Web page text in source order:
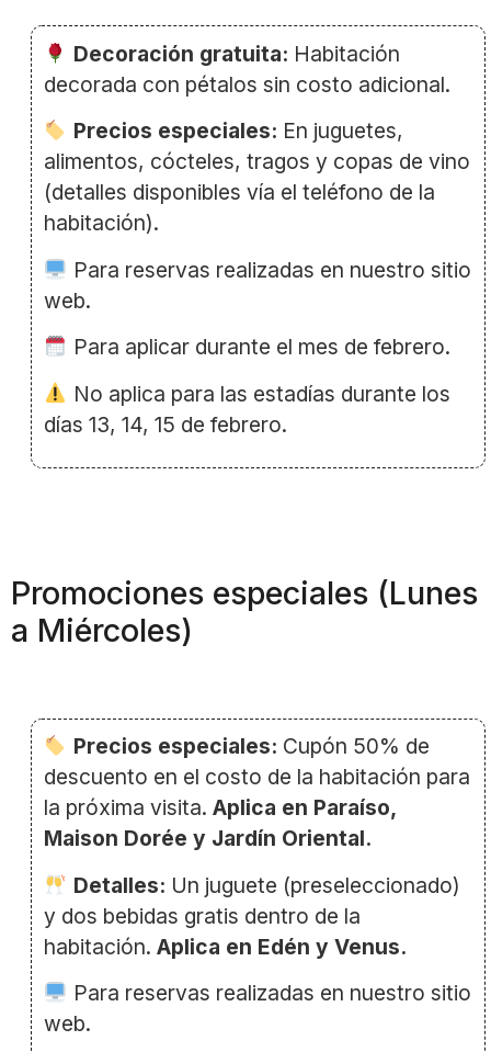
Decoración gratuita: Habitación
decorada con pétalos sin costo adicional.
Precios especiales: En juguetes,
alimentos, cócteles, tragos y copas de vino
(detalles disponibles vía el teléfono de la
habitación).
Para reservas realizadas en nuestro sitio
web.
Para aplicar durante el mes de febrero.
No aplica para las estadías durante los
días 13, 14, 15 de febrero.
Promociones especiales (Lunes
a Miércoles)
Precios especiales: Cupón 50% de
descuento en el costo de la habitación para
la próxima visita. Aplica en Paraíso,
Maison Dorée y Jardín Oriental.
Detalles: Un juguete (preseleccionado)
y dos bebidas gratis dentro de la
habitación. Aplica en Edén y Venus.
Para reservas realizadas en nuestro sitio
web.